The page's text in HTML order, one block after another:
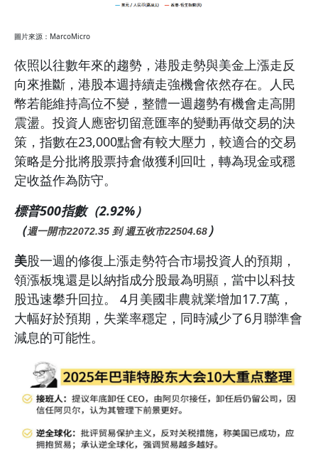
圖片來源：MarcoMicro
依照以往數年來的趨勢，港股走勢與美金上漲走反
向來推斷，港股本週持續走強機會依然存在。人民
幣若能維持高位不變，整體一週趨勢有機會走高開
震盪。投資人應密切留意匯率的變動再做交易的決
策，指數在23,000點會有較大壓力，較適合的交易
策略是分批將股票持倉做獲利回吐，轉為現金或穩
定收益作為防守。
標普500指數（2.92%）
（週一開市22072.35 到 週五收市22504.68）
美股一週的修復上漲走勢符合市場投資人的預期，
領漲板塊還是以納指成分股最為明顯，當中以科技
股迅速攀升回拉。 4月美國非農就業增加17.7萬，
大幅好於預期，失業率穩定，同時減少了6月聯準會
減息的可能性。